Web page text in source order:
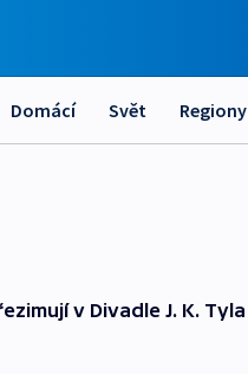
Domácí Svět Regiony
v Divadle J. K. Tyla